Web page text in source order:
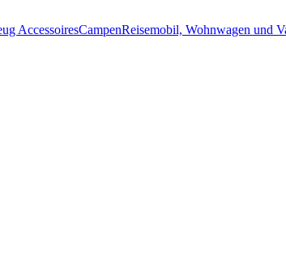
AccessoiresCampenReisemobil, Wohnwagen und